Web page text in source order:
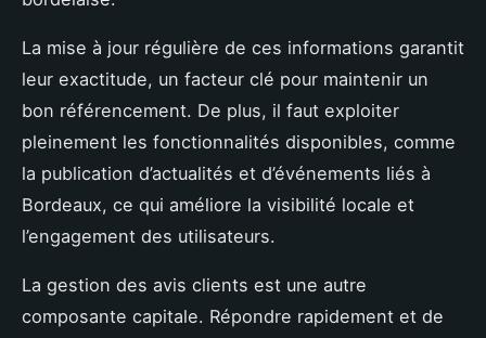
La mise à jour régulière de ces informations garantit
leur exactitude, un facteur clé pour maintenir un
bon référencement. De plus, il faut exploiter
pleinement les fonctionnalités disponibles, comme
la publication d’actualités et d’événements liés à
Bordeaux, ce qui améliore la visibilité locale et
l’engagement des utilisateurs.
La gestion des avis clients est une autre
composante capitale. Répondre rapidement et de